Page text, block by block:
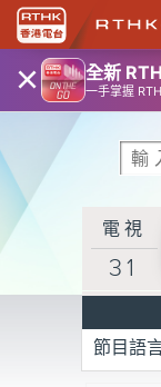
× 全新
一手掌握
電視
31
R3
節目語